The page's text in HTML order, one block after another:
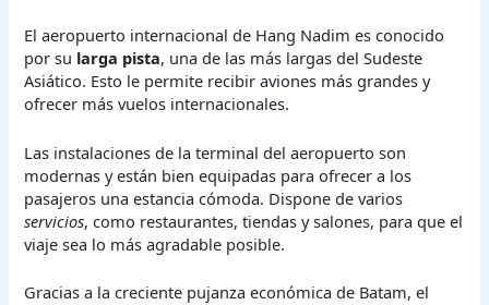
El aeropuerto internacional de Hang Nadim es conocido
por su larga pista, una de las más largas del Sudeste
Asiático. Esto le permite recibir aviones más grandes y
ofrecer más vuelos internacionales.
Las instalaciones de la terminal del aeropuerto son
modernas y están bien equipadas para ofrecer a los
pasajeros una estancia cómoda. Dispone de varios
servicios, como restaurantes, tiendas y salones, para que el
viaje sea lo más agradable posible.
Gracias a la creciente pujanza económica de Batam, el